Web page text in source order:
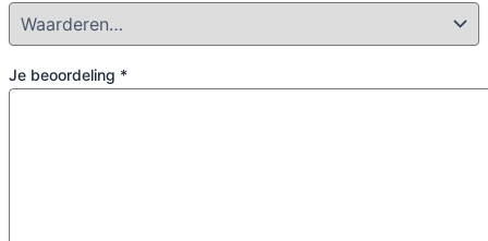
Je beoordeling *